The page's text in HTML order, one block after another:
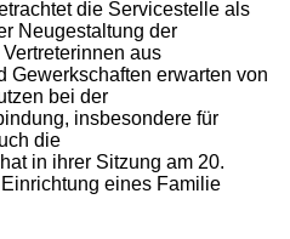
die Servicestelle als
Neugestaltung der
aus
Gewerkschaften erwarten von
bei der
insbesondere für
die
in ihrer Sitzung am 20.
eines Familie